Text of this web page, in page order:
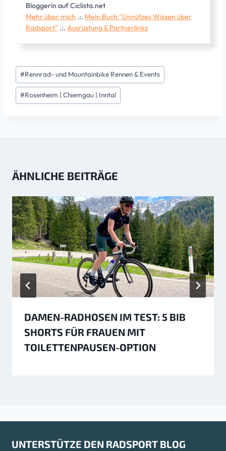
Bloggerin auf Ciclista.net
Mehr über mich .:. Mein Buch "Unnützes Wissen über
Radsport" .:. Ausrüstung & Partnerlinks
Schlagworte:
#Rennrad- und Mountainbike Rennen & Events
#Rosenheim | Chiemgau | Inntal
ÄHNLICHE BEITRÄGE
DAMEN-RADHOSEN IM TEST: 5 BIB
SHORTS FÜR FRAUEN MIT
TOILETTENPAUSEN-OPTION
UNTERSTÜTZE DEN RADSPORT BLOG